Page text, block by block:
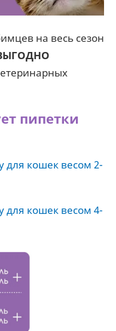
на весь сезон
пипетки
для кошек весом 2-
для кошек весом 4-